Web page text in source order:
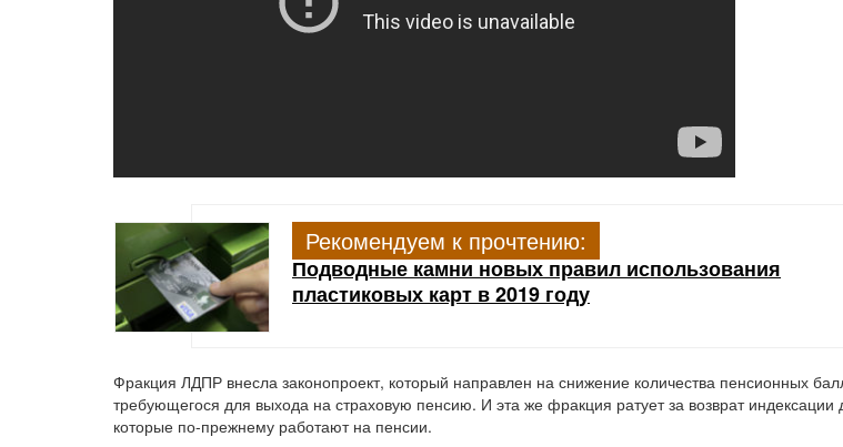
Рекомендуем к прочтению:
Подводные камни новых правил использования
пластиковых карт в 2019 году
Фракция ЛДПР внесла законопроект, который направлен на снижение количества пенсионных
требующегося для выхода на страховую пенсию. И эта же фракция ратует за возврат индексации
которые по-прежнему работают на пенсии.